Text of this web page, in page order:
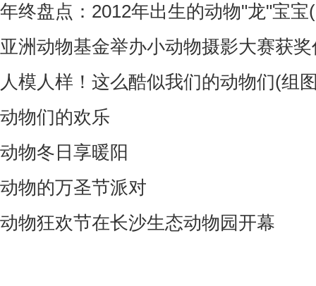
年终盘点：2012年出生的动物"龙"宝宝
亚洲动物基金举办小动物摄影大赛获
人模人样！这么酷似我们的动物们(组
动物们的欢乐
动物冬日享暖阳
动物的万圣节派对
动物狂欢节在长沙生态动物园开幕